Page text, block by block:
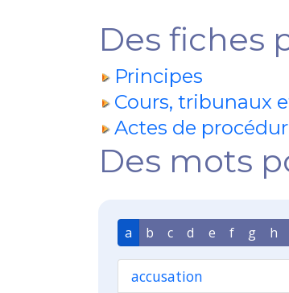
Des fiches
Principes
Cours, tribunaux
Actes de
Des mots
a b c d e f g h
accusation